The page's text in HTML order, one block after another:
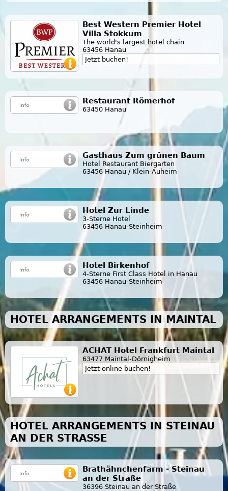
Best Western Premier Hotel
Villa Stokkum
The world's largest hotel chain
63456 Hanau
Jetzt buchen!
Restaurant Römerhof
63450 Hanau
Gasthaus Zum grünen Baum
Hotel Restaurant Biergarten
63456 Hanau / Klein-Auheim
Hotel Zur Linde
3-Sterne Hotel
63456 Hanau-Steinheim
Hotel Birkenhof
4-Sterne First Class Hotel in Hanau
63456 Hanau-Steinheim
HOTEL ARRANGEMENTS IN MAINTAL
ACHAT Hotel Frankfurt Maintal
63477 Maintal-Dörnigheim
Jetzt online buchen!
HOTEL ARRANGEMENTS IN STEINAU
AN DER STRASSE
Brathähnchenfarm - Steinau
an der Straße
36396 Steinau an der Straße